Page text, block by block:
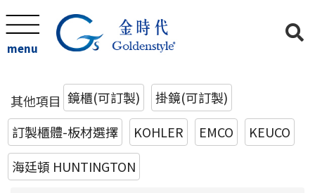
menu
其他項目 鏡櫃(可訂製)
掛鏡(可訂製)
訂製櫃體-板材選擇
KOHLER EMCO
KEUCO
海廷頓 HUNTINGTON